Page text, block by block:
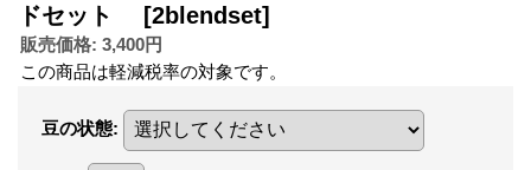
ドセット [2blendset]
販売価格: 3,400円
この商品は軽減税率の対象です。
豆の状態: